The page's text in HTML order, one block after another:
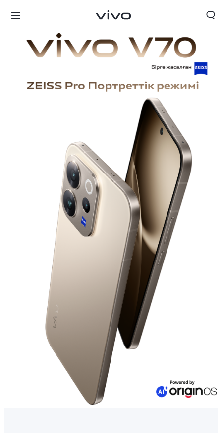
Казахстан(kk) | Елді/аймақты таңдаңыз